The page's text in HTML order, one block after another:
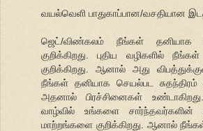
வயல்வெளி பாதுகாப்பான/வசதியான
ஜெட்/விண்கலம் நீங்கள் தனியாக
குறிக்கிறது. புதிய வழிகளில்
குறிக்கிறது. ஆனால் அது
நீங்கள் தனியாக செயல்பட சுதந்திரம்
அதனால் பிரச்சினைகள்
வாழ்வில் உங்களை சார்ந்தவர்களின்
மாற்றங்களை குறிக்கிறது. ஆனால்